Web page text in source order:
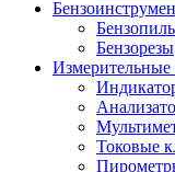
Бензорезы
Токовые